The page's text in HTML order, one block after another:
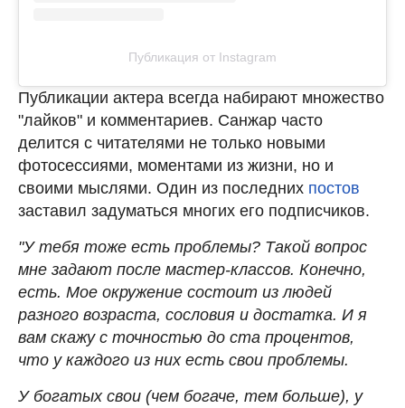
Публикация от Instagram
Публикации актера всегда набирают множество
"лайков" и комментариев. Санжар часто
делится с читателями не только новыми
фотосессиями, моментами из жизни, но и
своими мыслями. Один из последних постов
заставил задуматься многих его подписчиков.
"У тебя тоже есть проблемы? Такой вопрос
мне задают после мастер-классов. Конечно,
есть. Мое окружение состоит из людей
разного возраста, сословия и достатка. И я
вам скажу с точностью до ста процентов,
что у каждого из них есть свои проблемы.
У богатых свои (чем богаче, тем больше), у